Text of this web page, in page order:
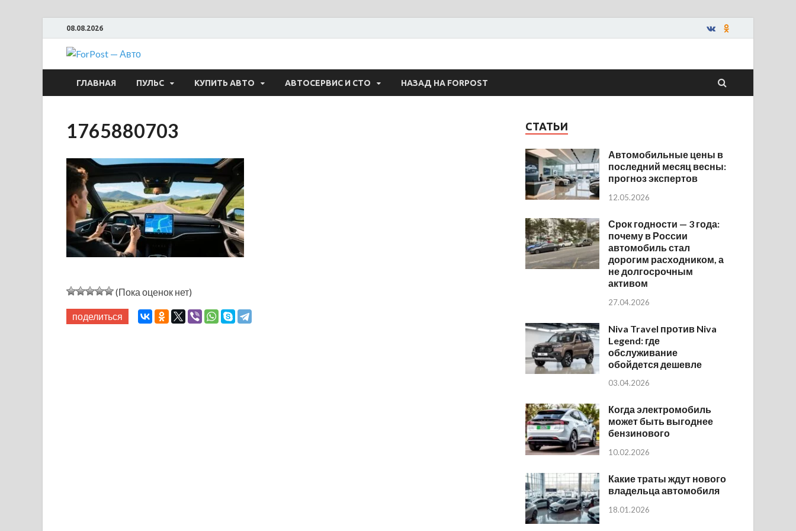
08.08.2026
ForPost — Авто
ГЛАВНАЯ ПУЛЬС КУПИТЬ АВТО АВТОСЕРВИС И СТО НАЗАД НА FORPOST
1765880703
(Пока оценок нет)
поделиться
СТАТЬИ
Автомобильные цены в
последний месяц весны:
прогноз экспертов
12.05.2026
Срок годности — 3 года:
почему в России
автомобиль стал
дорогим расходником, а
не долгосрочным
активом
27.04.2026
Niva Travel против Niva
Legend: где
обслуживание
обойдется дешевле
03.04.2026
Когда электромобиль
может быть выгоднее
бензинового
10.02.2026
Какие траты ждут нового
владельца автомобиля
18.01.2026